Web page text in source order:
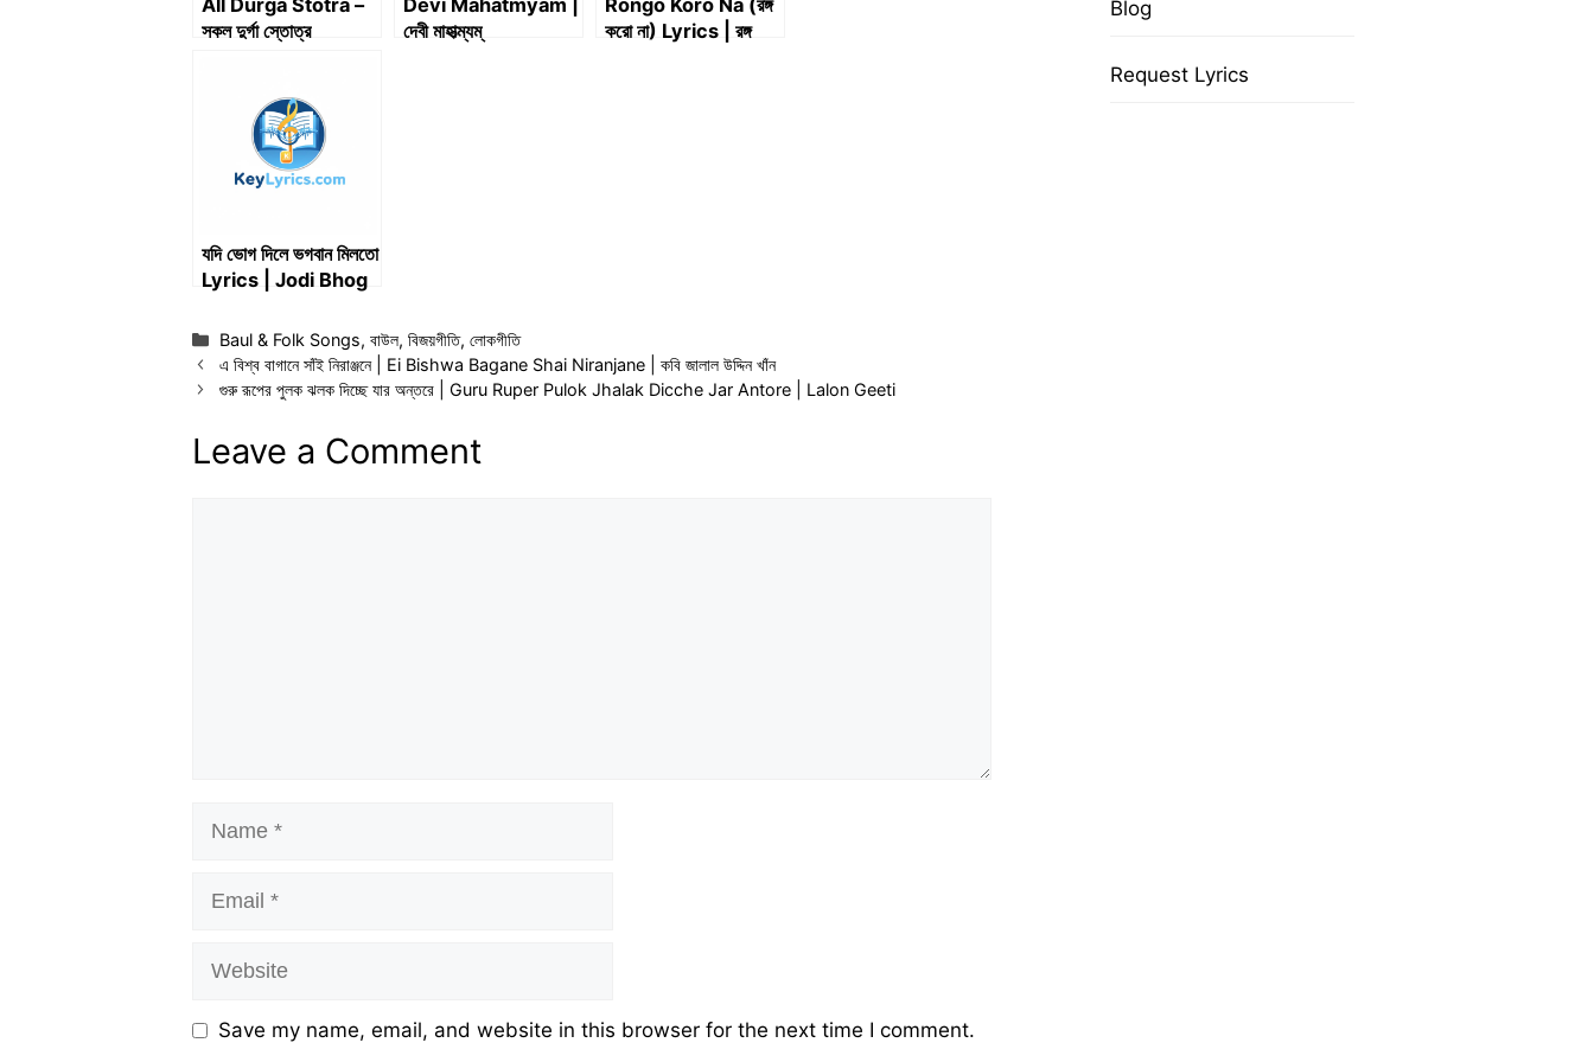
সকল দুর্গা স্তোত্র
দেবী মাহাত্ম্যম্
করো না) Lyrics | রঙ্গ
যদি ভোগ দিলে ভগবান মিলতো
Lyrics | Jodi Bhog
Milto Lyrics
Categories
Baul & Folk Songs ,বাউল ,বিজয়গীতি,লোকগীতি
এ বিশ্ব বাগানে সাঁই নিরাঞ্জনে | Ei Bishwa Bagane Shai Niranjane | কবি জালাল উদ্দিন খাঁন
গুরু রূপের পুলক ঝলক দিচ্ছে যার অন্তরে | Guru Ruper Pulok Jhalak Dicche Jar Antore | Lalon Geeti
Leave a Comment
Name
Email
Website
Save my name, email, and website in this browser for the next time I comment.
Blog
Request Lyrics